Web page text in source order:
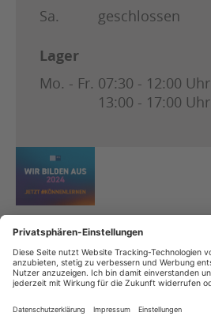
Sa.
geschlossen
Lager
Mo. - Fr. 07:30 - 12:00 Uhr
13:00 - 17:00 Uhr